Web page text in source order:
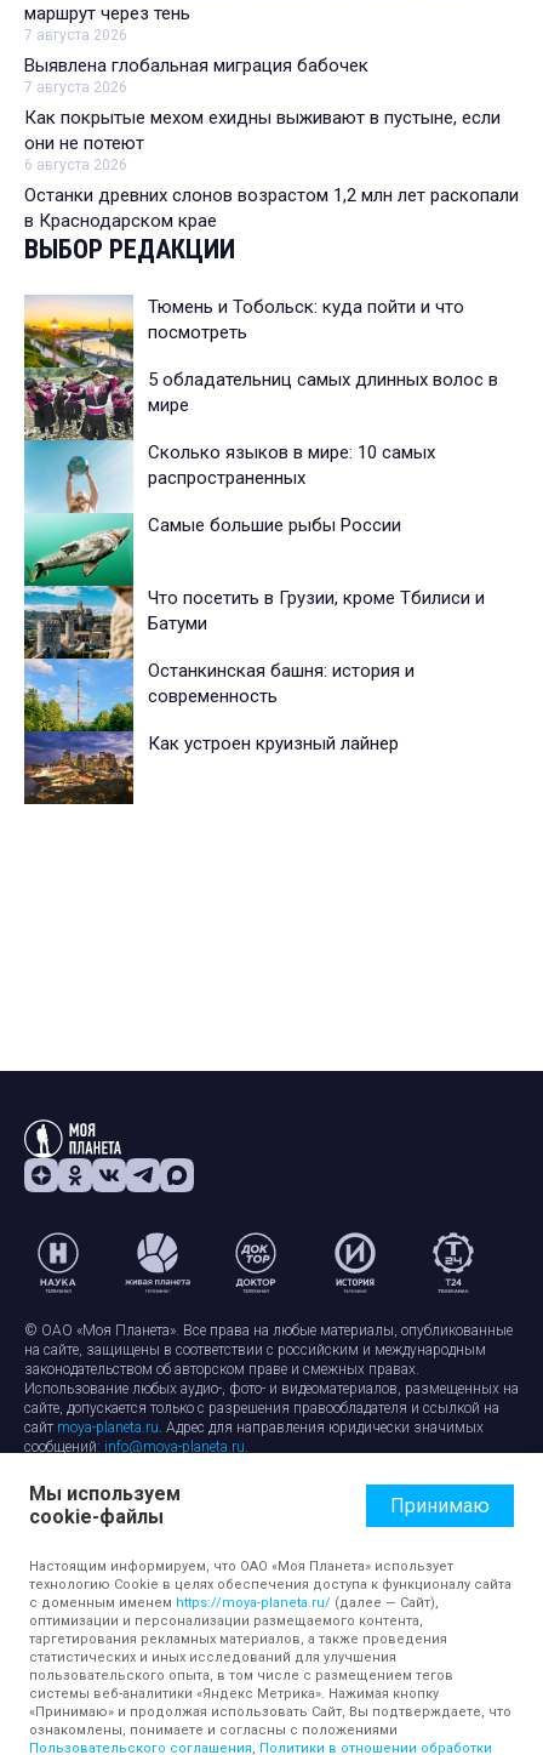
маршрут через тень
7 августа 2026
Выявлена глобальная миграция бабочек
7 августа 2026
Как покрытые мехом ехидны выживают в пустыне, если
они не потеют
6 августа 2026
Останки древних слонов возрастом 1,2 млн лет раскопали
в Краснодарском крае
ВЫБОР РЕДАКЦИИ
Тюмень и Тобольск: куда пойти и что
посмотреть
5 обладательниц самых длинных волос в
мире
Сколько языков в мире: 10 самых
распространенных
Самые большие рыбы России
Что посетить в Грузии, кроме Тбилиси и
Батуми
Останкинская башня: история и
современность
Как устроен круизный лайнер
© ОАО «Моя Планета». Все права на любые материалы, опубликованные
на сайте, защищены в соответствии с российским и международным
законодательством об авторском праве и смежных правах.
Использование любых аудио-, фото- и видеоматериалов, размещенных на
сайте, допускается только с разрешения правообладателя и ссылкой на
сайт moya-planeta.ru. Адрес для направления юридически значимых
сообщений: info@moya-planeta.ru.
Правила сайтаРабота с cookie-файлами
Защита персональных данных
Обработка персональных данных
Мы используем
cookie-файлы
Принимаю
Настоящим информируем, что ОАО «Моя Планета» использует
технологию Cookie в целях обеспечения доступа к функционалу сайта
с доменным именем https://moya-planeta.ru/ (далее — Сайт),
оптимизации и персонализации размещаемого контента,
таргетирования рекламных материалов, а также проведения
статистических и иных исследований для улучшения
пользовательского опыта, в том числе с размещением тегов
системы веб-аналитики «Яндекс Метрика». Нажимая кнопку
«Принимаю» и продолжая использовать Сайт, Вы подтверждаете, что
ознакомлены, понимаете и согласны с положениями
Пользовательского соглашения, Политики в отношении обработки